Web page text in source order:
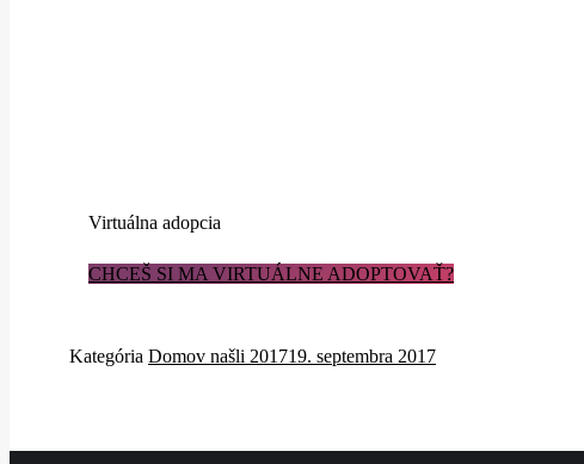
Virtuálna adopcia
CHCEŠ SI MA VIRTUÁLNE ADOPTOVAŤ?
Kategória Domov našli 201719. septembra 2017